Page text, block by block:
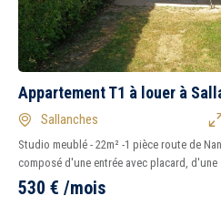
Appartement T1 à louer à
Sallanches
Studio meublé - 22m² -1 pièce route de
composé d'une entrée avec placard,
530 € /mois